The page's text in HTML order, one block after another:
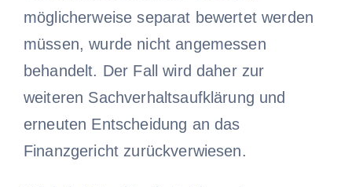
möglicherweise separat bewertet werden
müssen, wurde nicht angemessen
behandelt. Der Fall wird daher zur
weiteren Sachverhaltsaufklärung und
erneuten Entscheidung an das
Finanzgericht zurückverwiesen.